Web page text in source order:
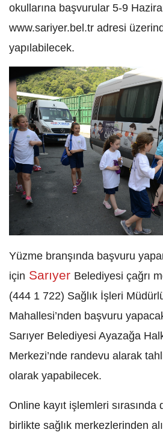
okullarına başvurular 5-9
www.sariyer.bel.tr adresi
yapılabilecek.
Yüzme branşında başvuru
için Sarıyer Belediyesi çağrı
(444 1 722) Sağlık İşleri
Mahallesi’nden başvuru
Sarıyer Belediyesi Ayazağa
Merkezi’nde randevu alarak
olarak yapabilecek.
Online kayıt işlemleri
birlikte sağlık merkezlerinden